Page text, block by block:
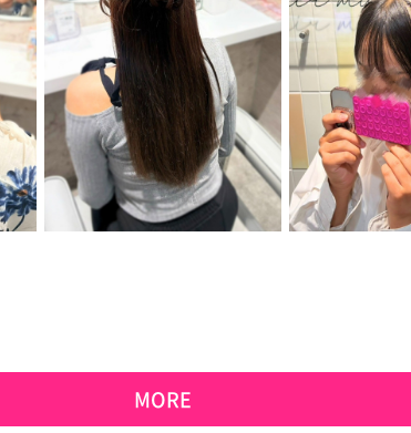
MORE